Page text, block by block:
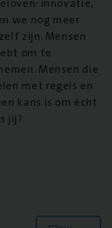
we nog meer
zijn. Mensen
om te
Mensen die
met regels en
kans is om écht
jij?